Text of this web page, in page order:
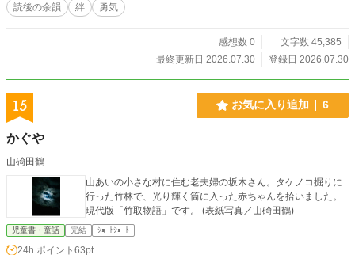
読後の余韻
絆 勇気
感想数 0
文字数 45,385
最終更新日 2026.07.30
登録日 2026.07.30
15 お気に入り追加 6
かぐや
山碕田鶴
山あいの小さな村に住む老夫婦の坂木さん。タケノコ掘りに
行った竹林で、光り輝く筒に入った赤ちゃんを拾いました。
現代版「竹取物語」です。 (表紙写真／山碕田鶴)
児童書・童話 完結 ｼｮｰﾄｼｮｰﾄ
24h.ポイント 63pt